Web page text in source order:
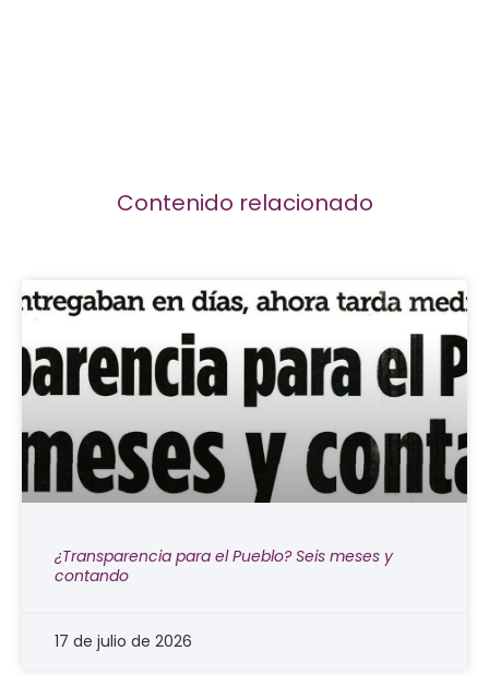
Contenido relacionado
¿Transparencia para el Pueblo? Seis meses y
contando
17 de julio de 2026